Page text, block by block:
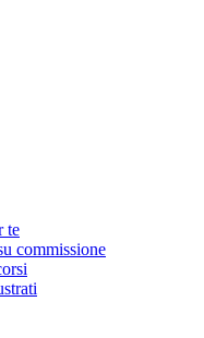
te
commissione